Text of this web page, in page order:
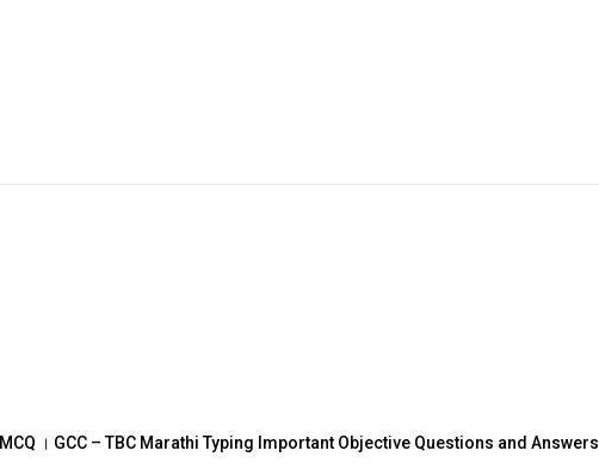
MCQ । GCC – TBC Marathi Typing Important Objective Questions and Answers